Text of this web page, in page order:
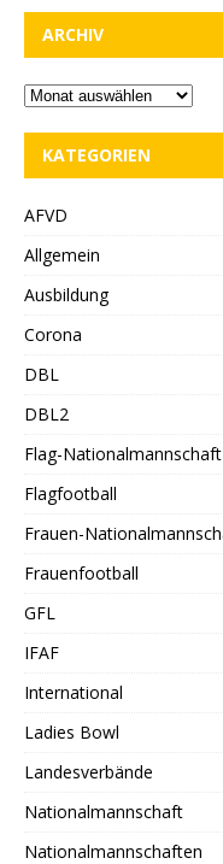
ARCHIV
KATEGORIEN
AFVD
Allgemein
Ausbildung
Corona
DBL
DBL2
Flag-Nationalmannschaft
Flagfootball
Frauen-
Frauenfootball
GFL
IFAF
International
Ladies Bowl
Landesverbände
Nationalmannschaft
Nationalmannschaften